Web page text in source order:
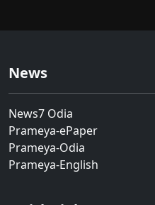
News
News7 Odia
Prameya-ePaper
Prameya-Odia
Prameya-English